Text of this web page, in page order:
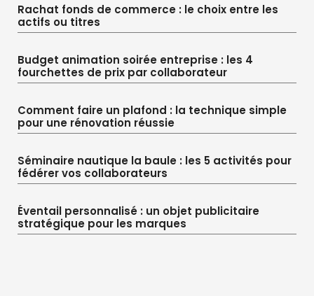
Rachat fonds de commerce : le choix entre les
actifs ou titres
Budget animation soirée entreprise : les 4
fourchettes de prix par collaborateur
Comment faire un plafond : la technique simple
pour une rénovation réussie
Séminaire nautique la baule : les 5 activités pour
fédérer vos collaborateurs
Éventail personnalisé : un objet publicitaire
stratégique pour les marques